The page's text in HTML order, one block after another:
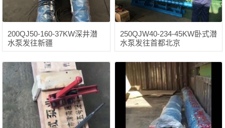
200QJ50-160-37KW深井潜
水泵发往新疆
250QJW40-234-45KW卧式潜
水泵发往首都北京